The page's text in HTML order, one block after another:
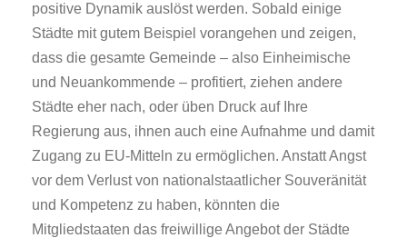
positive Dynamik auslöst werden. Sobald einige
Städte mit gutem Beispiel vorangehen und zeigen,
dass die gesamte Gemeinde – also Einheimische
und Neuankommende – profitiert, ziehen andere
Städte eher nach, oder üben Druck auf Ihre
Regierung aus, ihnen auch eine Aufnahme und damit
Zugang zu EU-Mitteln zu ermöglichen. Anstatt Angst
vor dem Verlust von nationalstaatlicher Souveränität
und Kompetenz zu haben, könnten die
Mitgliedstaaten das freiwillige Angebot der Städte